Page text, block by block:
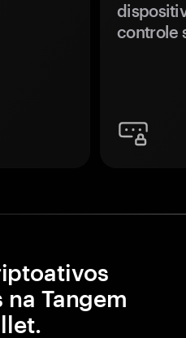
controle
Tangem